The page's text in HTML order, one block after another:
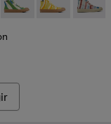
de pell i teixit
negres de
004 - Brown
- K300379-001 -
Camaleon -Camaleon -